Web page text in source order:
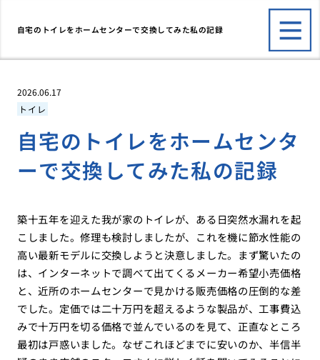
自宅のトイレをホームセンターで交換してみた私の記録
2026.06.17
トイレ
自宅のトイレをホームセンタ
ーで交換してみた私の記録
築十五年を迎えた我が家のトイレが、ある日突然水漏れを起
こしました。修理も検討しましたが、これを機に節水性能の
高い最新モデルに交換しようと決意しました。まず驚いたの
は、インターネットで調べて出てくるメーカー希望小売価格
と、近所のホームセンターで見かける販売価格の圧倒的な差
でした。定価では二十万円を超えるような製品が、工事費込
みで十万円を切る価格で並んでいるのを見て、正直なところ
最初は戸惑いました。なぜこれほどまでに安いのか、半信半